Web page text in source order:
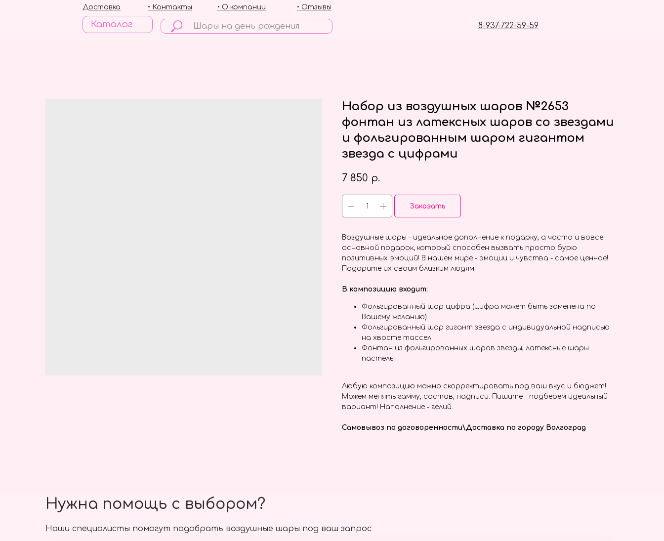
Каталог 8-937-722-59-59
• Отзывы
• О компании
• Контакты
Доставка
Набор из воздушных шаров №2653
фонтан из латексных шаров со звездами
и фольгированным шаром гигантом
звезда с цифрами
7 850 р.
Заказать
Воздушные шары - идеальное дополнение к подарку, а часто и вовсе
основной подарок, который способен вызвать просто бурю
позитивных эмоций! В нашем мире - эмоции и чувства - самое ценное!
Подарите их своим близким людям!
В композицию входит:
Фольгированный шар цифра (цифра может быть заменена по
Вашему желанию)
Фольгированный шар гигант звезда с индивидуальной надписью
на хвосте тассел
Фонтан из фольгированных шаров звезды, латексные шары
пастель
Любую композицию можно скорректировать под ваш вкус и бюджет!
Можем менять гамму, состав, надписи. Пишите - подберем идеальный
вариант! Наполнение - гелий.
Самовывоз по договоренности\Доставка по городу Волгоград
Наши специалисты помогут подобрать воздушные шары под ваш запрос
Нужна помощь с выбором?